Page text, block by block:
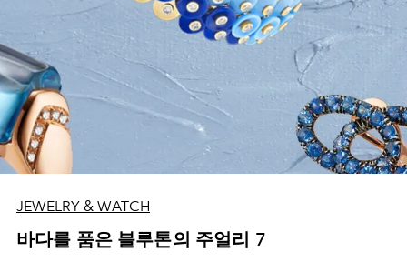
JEWELRY & WATCH
바다를 품은 블루톤의 주얼리 7